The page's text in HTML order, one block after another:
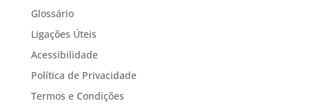
Glossário
Ligações Úteis
Acessibilidade
Política de Privacidade
Termos e Condições